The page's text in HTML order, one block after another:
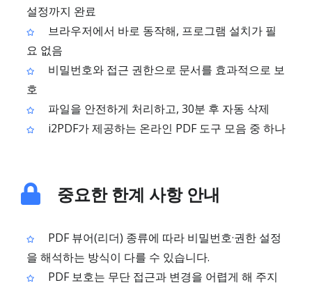
설정까지 완료
브라우저에서 바로 동작해, 프로그램 설치가 필
요 없음
비밀번호와 접근 권한으로 문서를 효과적으로 보
호
파일을 안전하게 처리하고, 30분 후 자동 삭제
i2PDF가 제공하는 온라인 PDF 도구 모음 중 하나
중요한 한계 사항 안내
PDF 뷰어(리더) 종류에 따라 비밀번호·권한 설정
을 해석하는 방식이 다를 수 있습니다.
PDF 보호는 무단 접근과 변경을 어렵게 해 주지